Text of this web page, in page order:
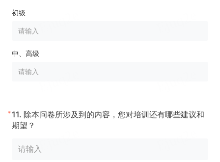
初级
中、高级
* 11. 除本问卷所涉及到的内容，您对培训还有哪些建议和
期望？